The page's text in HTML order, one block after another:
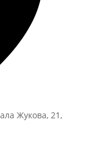
Жукова, 21,